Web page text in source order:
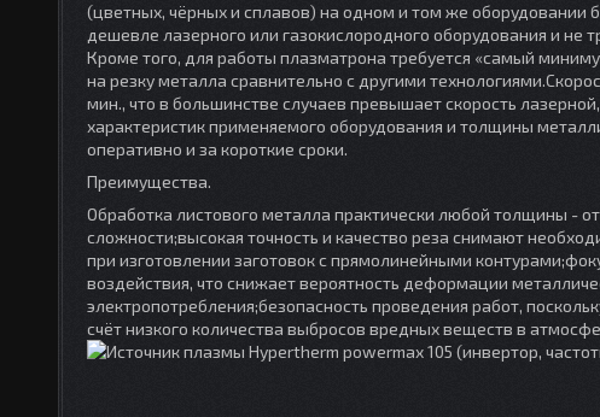
(цветных, чёрных и сплавов) на одном и том же оборудовании
дешевле лазерного или газокислородного оборудования и
Кроме того, для работы плазматрона требуется «самый
на резку металла сравнительно с другими
мин., что в большинстве случаев превышает скорость
характеристик применяемого оборудования и толщины
оперативно и за короткие сроки.
Преимущества.
Обработка листового металла практически любой толщины -
сложности;высокая точность и качество реза снимают
при изготовлении заготовок с прямолинейными
воздействия, что снижает вероятность деформации
электропотребления;безопасность проведения работ,
счёт низкого количества выбросов вредных веществ в